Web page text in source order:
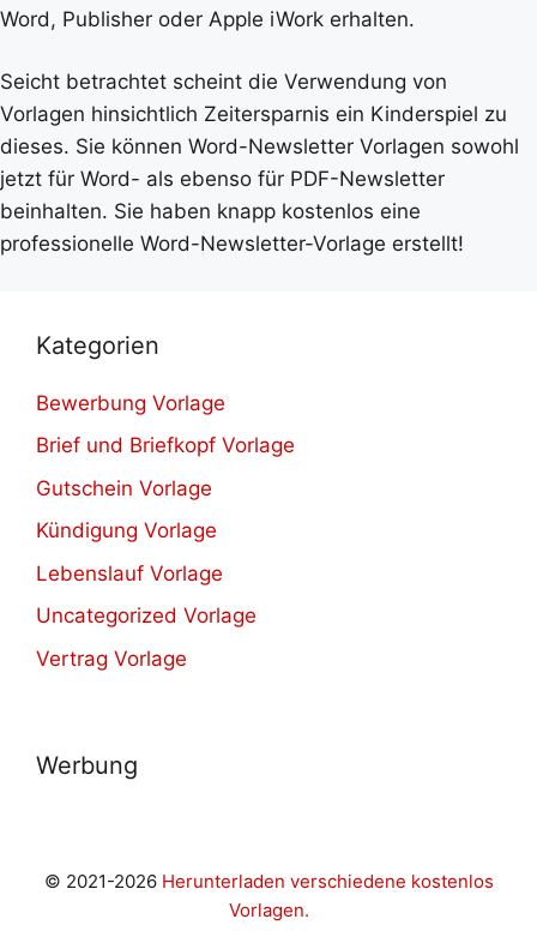
Word, Publisher oder Apple iWork erhalten.
Seicht betrachtet scheint die Verwendung von
Vorlagen hinsichtlich Zeitersparnis ein Kinderspiel zu
dieses. Sie können Word-Newsletter Vorlagen sowohl
jetzt für Word- als ebenso für PDF-Newsletter
beinhalten. Sie haben knapp kostenlos eine
professionelle Word-Newsletter-Vorlage erstellt!
Kategorien
Bewerbung Vorlage
Brief und Briefkopf Vorlage
Gutschein Vorlage
Kündigung Vorlage
Lebenslauf Vorlage
Uncategorized Vorlage
Vertrag Vorlage
Werbung
© 2021-2026 Herunterladen verschiedene kostenlos
Vorlagen.